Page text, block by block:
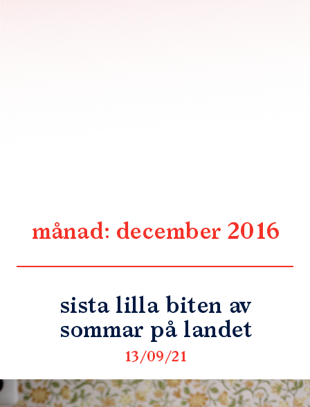
månad: december 2016
sista lilla biten av
sommar på landet
13/09/21